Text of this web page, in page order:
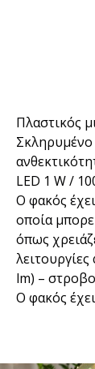
Πλαστικός
Σκληρυμένο
LED 1 W /
Ο φακός
οποία
όπως
lm) –
Ο φακός